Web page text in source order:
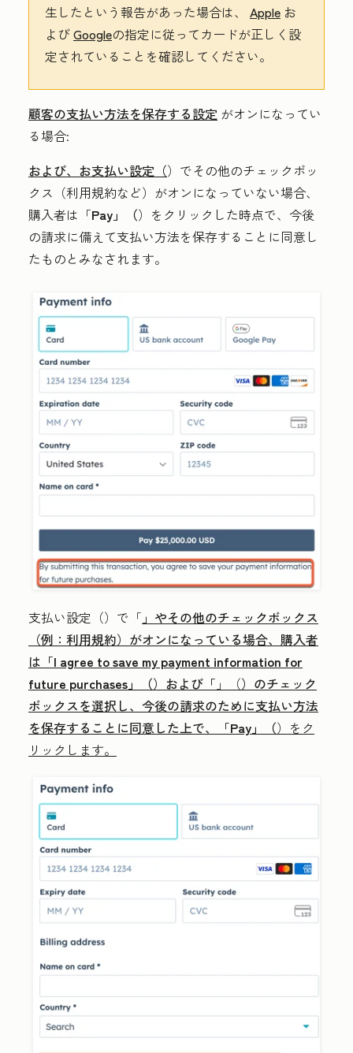
生したという報告があった場合は、 Apple お
よびGoogleの指定に従ってカードが正しく設
定されていることを確認してください。
顧客の支払い方法を保存する設定 がオンになってい
る場合:
および、お支払い設定（）でその他のチェックボッ
クス（利用規約など）がオンになっていない場合、
購入者は「Pay」（）をクリックした時点で、今後
の請求に備えて支払い方法を保存することに同意し
たものとみなされます。
支払い設定（）で「 」やその他のチェックボックス
（例：利用規約）がオンになっている場合、購入者
は「I agree to save my payment information for
future purchases」（）および「 」（）のチェック
ボックスを選択し、今後の請求のために支払い方法
を保存することに同意した上で、「Pay」（）をク
リックします。